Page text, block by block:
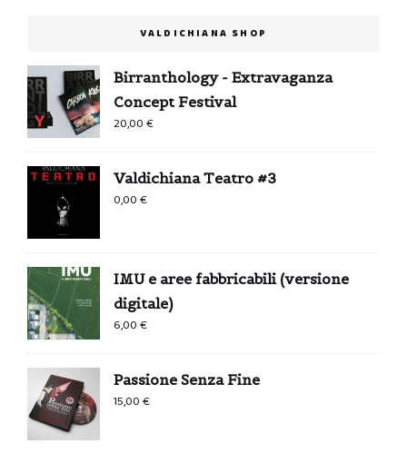
VALDICHIANA SHOP
Birranthology - Extravaganza
Concept Festival
20,00€
Valdichiana Teatro #3
0,00€
IMU e aree fabbricabili (versione
digitale)
6,00€
Passione Senza Fine
15,00€